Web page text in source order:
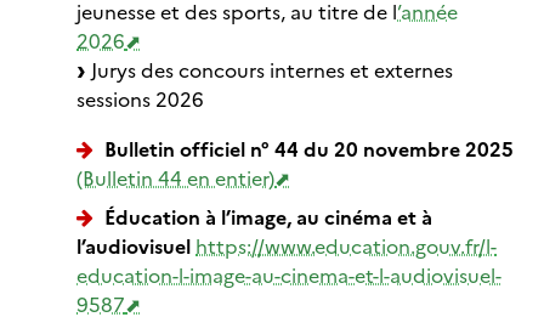
jeunesse et des sports, au titre de l ’année
2026
Jurys des concours internes et externes
sessions 2026
Bulletin officiel n° 44 du 20 novembre 2025
(Bulletin 44 en entier)
Éducation à l’image, au cinéma et à
l’audiovisuel https://www.education.gouv.fr/l-
education-l-image-au-cinema-et-l-audiovisuel-
9587